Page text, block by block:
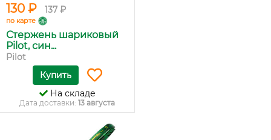
130 ₽ 137 ₽
по карте
Стержень шариковый
Pilot, син...
Pilot
Купить
На складе
Дата доставки: 13 августа